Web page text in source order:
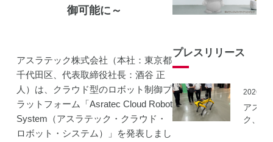
御可能に～
アスラテック株式会社（本社：東京都
千代田区、代表取締役社長：酒谷 正
人）は、クラウド型のロボット制御プ
ラットフォーム「Asratec Cloud Robot
System（アスラテック・クラウド・
ロボット・システム）」を発表しまし
プレスリリース
アスラ
ク、